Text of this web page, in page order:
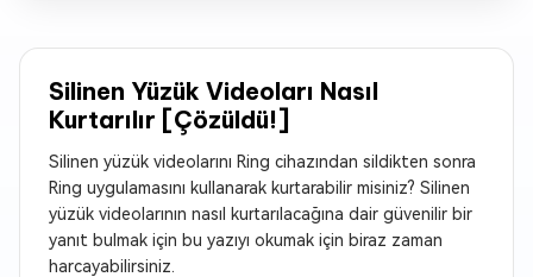
Silinen Yüzük Videoları Nasıl
Kurtarılır [Çözüldü!]
Silinen yüzük videolarını Ring cihazından sildikten sonra
Ring uygulamasını kullanarak kurtarabilir misiniz? Silinen
yüzük videolarının nasıl kurtarılacağına dair güvenilir bir
yanıt bulmak için bu yazıyı okumak için biraz zaman
harcayabilirsiniz.